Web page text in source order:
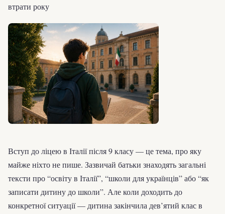
втрати року
Вступ до ліцею в Італії після 9 класу — це тема, про яку
майже ніхто не пише. Зазвичай батьки знаходять загальні
тексти про “освіту в Італії”, “школи для українців” або “як
записати дитину до школи”. Але коли доходить до
конкретної ситуації — дитина закінчила дев’ятий клас в